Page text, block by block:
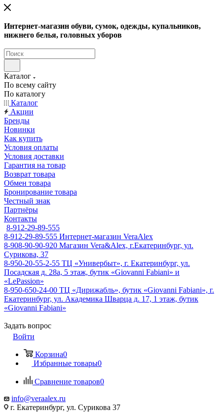
Интернет-магазин обуви, сумок, одежды, купальников,
нижнего белья, головных уборов
Каталог
По всему сайту
По каталогу
Каталог
Акции
Бренды
Новинки
Как купить
Условия оплаты
Условия доставки
Гарантия на товар
Возврат товара
Обмен товара
Бронирование товара
Честный знак
Партнёры
Контакты
8-912-29-89-555
8-912-29-89-555 Интернет-магазин VeraAlex
8-908-90-90-920 Магазин Vera&Alex, г.Екатеринбург, ул.
Сурикова, 37
8-950-20-55-2-55 ТЦ «Универбыт», г. Екатеринбург, ул.
Посадская д. 28а, 5 этаж, бутик «Giovanni Fabiani» и
«LePassion»
8-950-650-24-00 ТЦ «Дирижабль», бутик «Giovanni Fabiani», г.
Екатеринбург, ул. Академика Шварца д. 17, 1 этаж, бутик
«Giovanni Fabiani»
Задать вопрос
Войти
Корзина0
Избранные товары0
Сравнение товаров0
info@veraalex.ru
г. Екатеринбург, ул. Сурикова 37